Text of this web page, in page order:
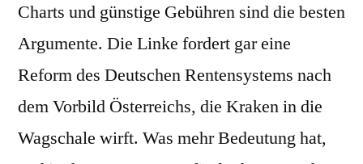
Charts und günstige Gebühren sind die besten
Argumente. Die Linke fordert gar eine
Reform des Deutschen Rentensystems nach
dem Vorbild Österreichs, die Kraken in die
Wagschale wirft. Was mehr Bedeutung hat,